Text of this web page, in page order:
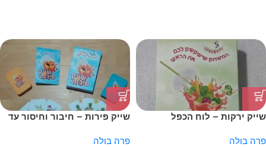
שייק ירקות – לוח הכפל
פרה בולה
שייק פירות – חיבור וחיסור עד
פרה בולה